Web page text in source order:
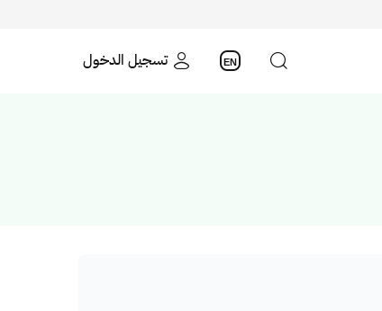
تسجيل الدخول EN